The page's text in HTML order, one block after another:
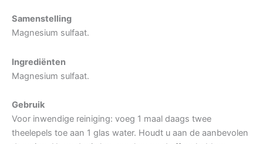
Samenstelling
Magnesium sulfaat.
Ingrediënten
Magnesium sulfaat.
Gebruik
Voor inwendige reiniging: voeg 1 maal daags twee
theelepels toe aan 1 glas water. Houdt u aan de aanbevolen